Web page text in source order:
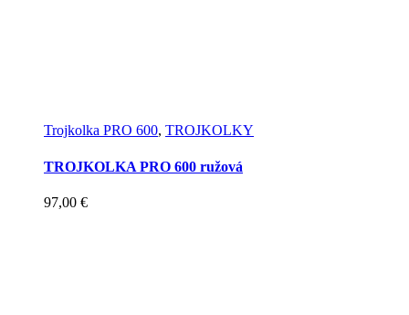
Trojkolka PRO 600, TROJKOLKY
TROJKOLKA PRO 600 ružová
97,00 €